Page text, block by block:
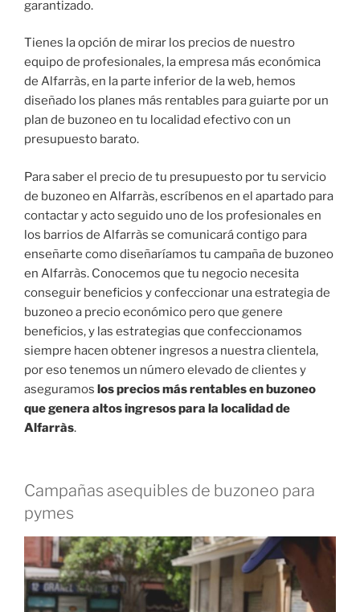
garantizado.
Tienes la opción de mirar los precios de nuestro
equipo de profesionales, la empresa más económica
de Alfarràs, en la parte inferior de la web, hemos
diseñado los planes más rentables para guiarte por un
plan de buzoneo en tu localidad efectivo con un
presupuesto barato.
Para saber el precio de tu presupuesto por tu servicio
de buzoneo en Alfarràs, escríbenos en el apartado para
contactar y acto seguido uno de los profesionales en
los barrios de Alfarràs se comunicará contigo para
enseñarte como diseñaríamos tu campaña de buzoneo
en Alfarràs. Conocemos que tu negocio necesita
conseguir beneficios y confeccionar una estrategia de
buzoneo a precio económico pero que genere
beneficios, y las estrategias que confeccionamos
siempre hacen obtener ingresos a nuestra clientela,
por eso tenemos un número elevado de clientes y
aseguramos los precios más rentables en buzoneo
que genera altos ingresos para la localidad de
Alfarràs.
Campañas asequibles de buzoneo para
pymes